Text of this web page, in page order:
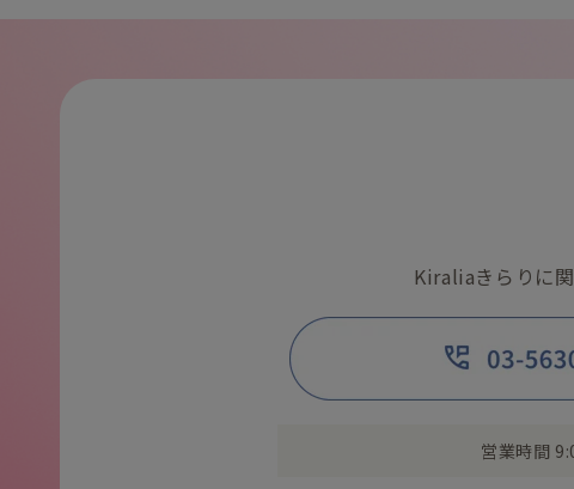
Kiraliaきらりに
営業時間